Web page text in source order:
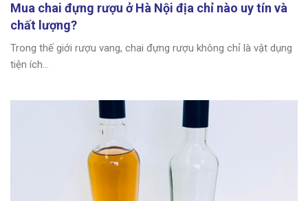
Mua chai đựng rượu ở Hà Nội địa chỉ nào uy tín và
chất lượng?
Trong thế giới rượu vang, chai đựng rượu không chỉ là vật dụng
tiện ích...